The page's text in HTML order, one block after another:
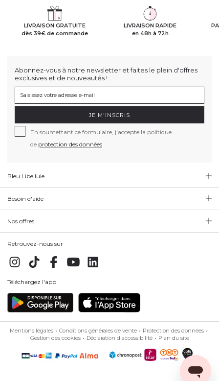
LIVRAISON GRATUITE
dès 39€ de commande
LIVRAISON RAPIDE
en 48h à 72h
Abonnez-vous à notre newsletter et faites le plein d'offres
exclusives et de nouveautés !
JE M'INSCRIS
En soumettant ce formulaire, j'accepte la politique
de protection des données
Bleu Libellule
Besoin d'aide
Nos offres
Retrouvez-nous sur
Téléchargez l'app
Mentions légales Conditions générales de vente
Protection des données
Gestion des cookies
Déclaration d'accessibilité Plan du site